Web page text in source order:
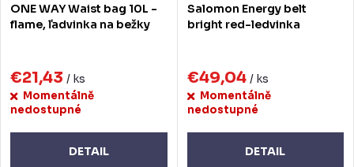
ONE WAY Waist bag 10L -
flame, ľadvinka na bežky
€21,43 / ks
Momentálně
nedostupné
DETAIL
Salomon Energy belt
bright red-ledvinka
€49,04 / ks
Momentálně
nedostupné
DETAIL